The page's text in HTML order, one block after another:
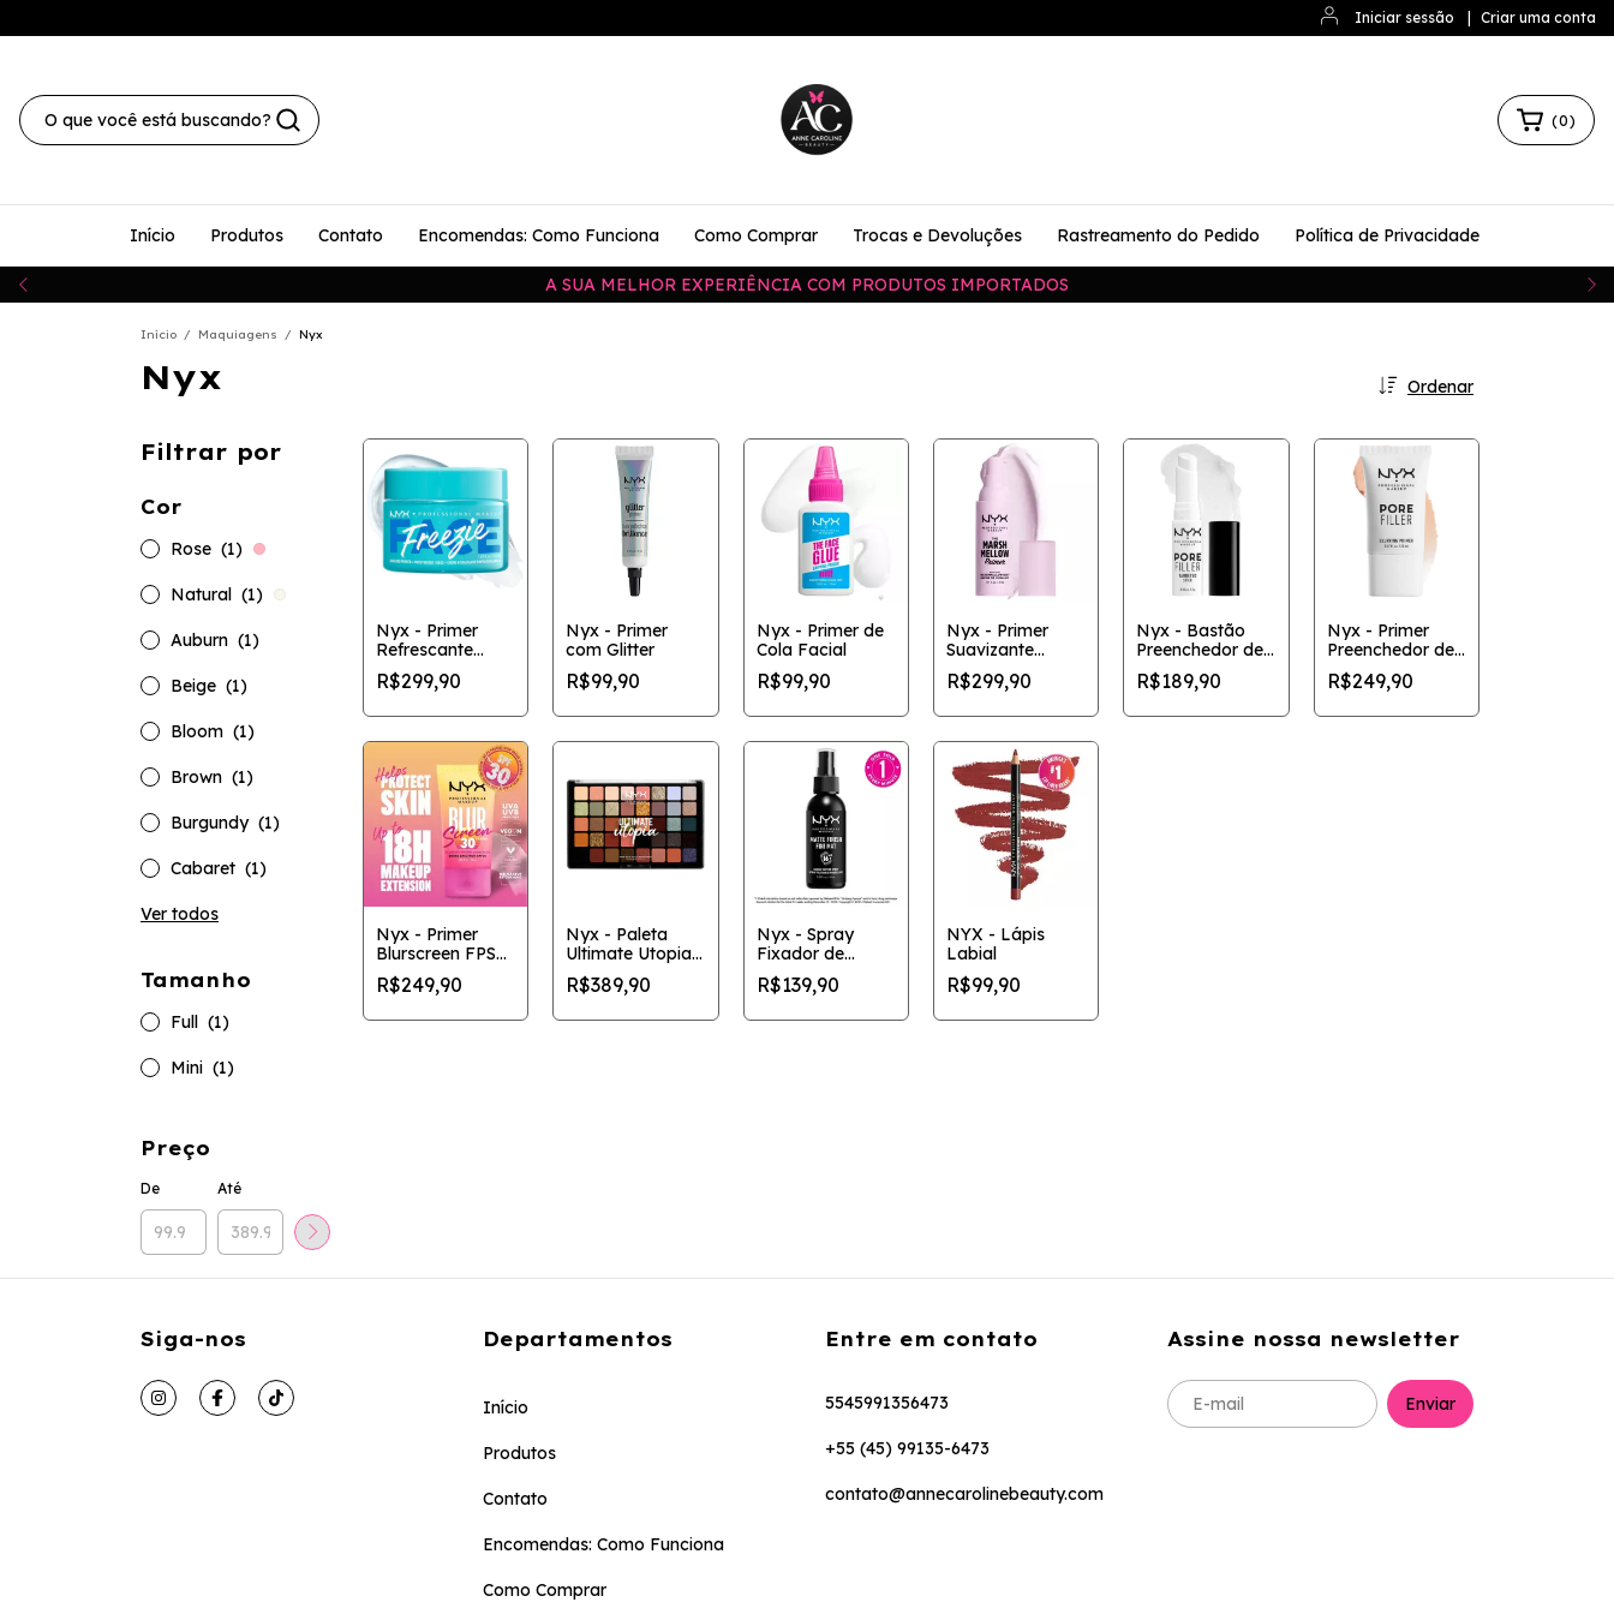
Iniciar sessão Criar uma conta
A SUA MELHOR EXPERIÊNCIA COM PRODUTOS IMPORTADOS
(0)
Início Produtos Contato Encomendas: Como Funciona Como Comprar Trocas e Devoluções Rastreamento do Pedido Política de Privacidade
Início / Maquiagens / Nyx
Nyx Ordenar
Filtrar por
Cor
Rose (1)
Natural (1)
Auburn (1)
Beige (1)
Bloom (1)
Brown (1)
Burgundy (1)
Cabaret (1)
Ver todos
Tamanho
Full (1)
Mini (1)
Preço
De Até
Nyx - Primer
Refrescante
Facial +
Hidratante
R$299,90
Nyx - Primer
com Glitter
R$99,90
Nyx - Primer de
Cola Facial
R$99,90
Nyx - Primer
Suavizante
Marshmellow
R$299,90
Nyx - Bastão
Preenchedor de
Poros
Direcionado
R$189,90
Nyx - Primer
Preenchedor de
Poros
R$249,90
Nyx - Primer
Blurscreen FPS
30
R$249,90
Nyx - Paleta
Ultimate Utopia
com 40 cores
R$389,90
Nyx - Spray
Fixador de
Maquiagem
Matte
R$139,90
NYX - Lápis
Labial
R$99,90
Siga-nos Departamentos
Início
Produtos
Contato
Encomendas: Como Funciona
Como Comprar
Entre em contato
5545991356473
+55 (45) 99135-6473
contato@annecarolinebeauty.com
Assine nossa newsletter